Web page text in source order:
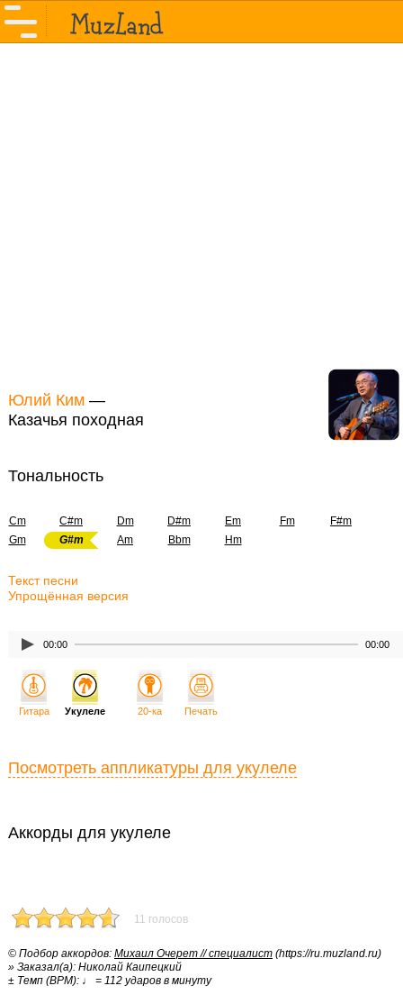
Юлий Ким —
Казачья походная
Тональность
Cm C#m Dm D#m Em Fm
F#m
Gm
G#m Am Bbm Hm
Текст песни
Упрощённая версия
00:00 00:00
Аккорды для укулеле
11 голосов
© Подбор аккордов: Михаил Очерет // специалист (https://ru.muzland.ru)
» Заказал(а): Николай Каипецкий
± Темп (BPM): ♩ = 112 ударов в минуту
Гитара Укулеле 20-ка Печать
Посмотреть аппликатуры для укулеле